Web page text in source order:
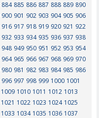
884 885 886 887 888 889 890
900 901 902 903 904 905 906
916 917 918 919 920 921 922
932 933 934 935 936 937 938
948 949 950 951 952 953 954
964 965 966 967 968 969 970
980 981 982 983 984 985 986
996 997 998 999 1000 1001
1009 1010 1011 1012 1013
1021 1022 1023 1024 1025
1033 1034 1035 1036 1037